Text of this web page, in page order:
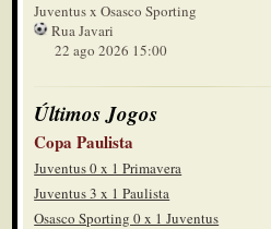
Juventus x Osasco Sporting
Rua Javari
22 ago 2026 15:00
Últimos Jogos
Copa Paulista
Juventus 0 x 1 Primavera
Juventus 3 x 1 Paulista
Osasco Sporting 0 x 1 Juventus